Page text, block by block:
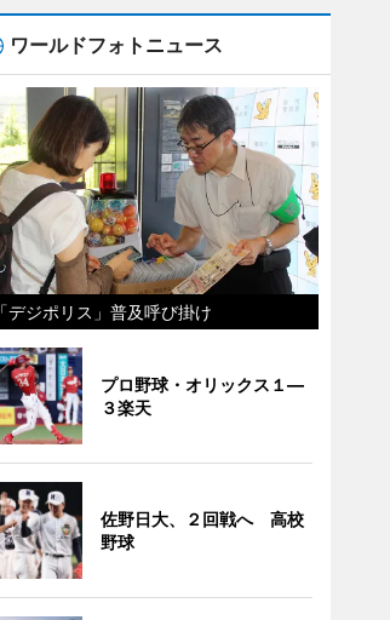
ワールドフォトニュース
「デジポリス」普及呼び掛け
プロ野球・オリックス１―
３楽天
佐野日大、２回戦へ 高校
野球